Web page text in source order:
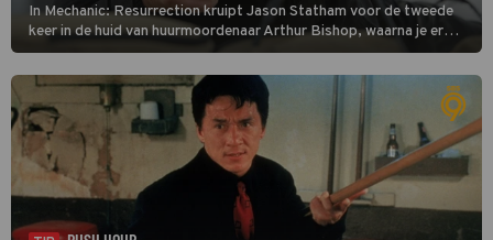
In Mechanic: Resurrection kruipt Jason Statham voor de tweede
keer in de huid van huurmoordenaar Arthur Bishop, waarna je er
donder op kunt zeggen dat er van Bishops geplande pensioen niet
veel terechtkomt.